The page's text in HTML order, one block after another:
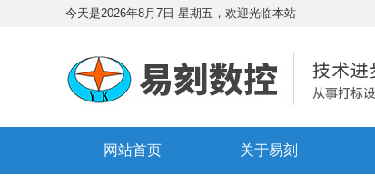
今天是2026年8月7日 星期五，欢迎光临本站
网站首页 关于易刻